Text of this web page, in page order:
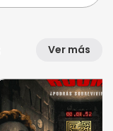
Ver más